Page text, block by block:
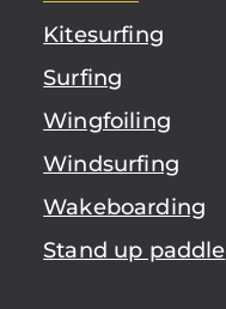
Kitesurfing
Surfing
Wingfoiling
Windsurfing
Wakeboarding
Stand up paddle